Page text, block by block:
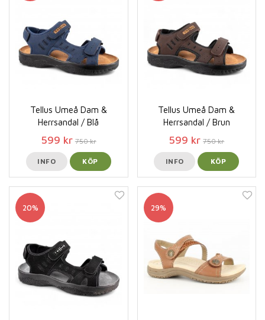
Tellus Umeå Dam &
Herrsandal / Blå
599 kr 750 kr
INFO KÖP
Tellus Umeå Dam &
Herrsandal / Brun
599 kr 750 kr
INFO KÖP
20% 29%